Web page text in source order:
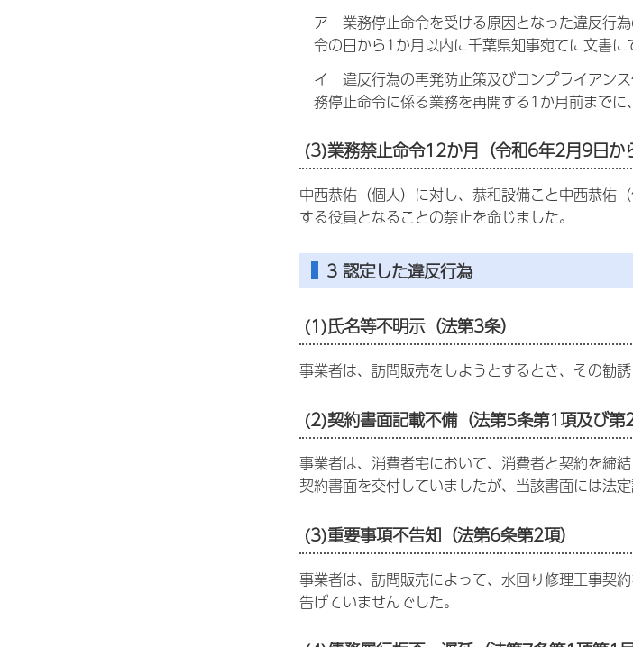
ア 業務停止命令を受ける原因となった違反行
令の日から1か月以内に千葉県知事宛てに文書に
イ 違反行為の再発防止策及びコンプライアン
務停止命令に係る業務を再開する1か月前までに
(3)業務禁止命令12か月（令和6年2月9日か
中西恭佑（個人）に対し、恭和設備こと中西恭佑
する役員となることの禁止を命じました。
3 認定した違反行為
(1)氏名等不明示（法第3条）
事業者は、訪問販売をしようとするとき、その勧
(2)契約書面記載不備（法第5条第1項及び第2
事業者は、消費者宅において、消費者と契約を締
契約書面を交付していましたが、当該書面には法
(3)重要事項不告知（法第6条第2項）
事業者は、訪問販売によって、水回り修理工事契
告げていませんでした。